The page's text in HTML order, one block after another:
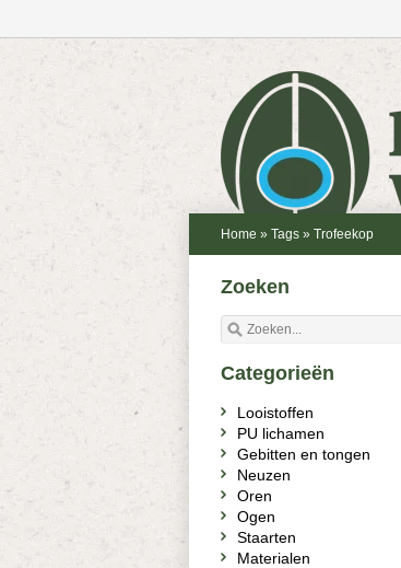
Home » Tags » Trofeekop
Zoeken
Categorieën
Looistoffen
PU lichamen
Gebitten en tongen
Neuzen
Oren
Ogen
Staarten
Materialen